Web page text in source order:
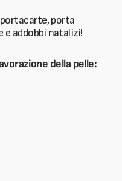
porta
e addobbi natalizi!
della pelle: